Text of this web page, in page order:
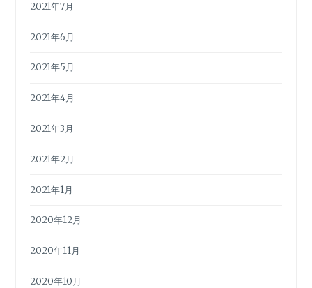
2021年7月
2021年6月
2021年5月
2021年4月
2021年3月
2021年2月
2021年1月
2020年12月
2020年11月
2020年10月